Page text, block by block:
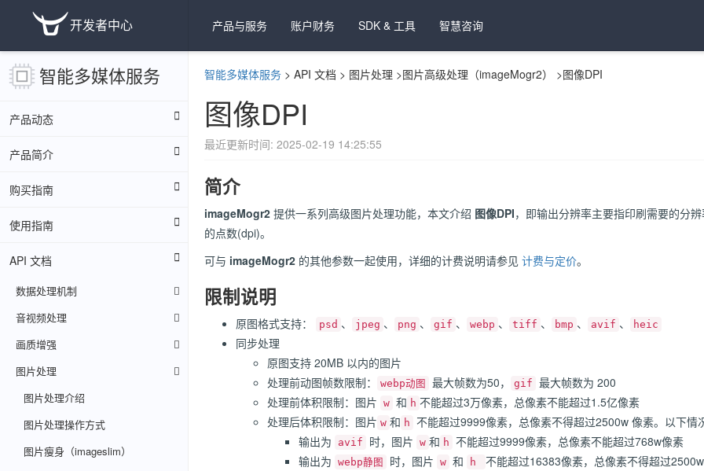
开发者中心 产品与服务 账户财务 SDK & 工具 智慧咨询
智能多媒体服务
产品动态
产品简介
购买指南
使用指南
API 文档
数据处理机制
音视频处理
画质增强
图片处理
图片处理介绍
图片处理操作方式
图片瘦身（imageslim）
智能多媒体服务 > API 文档 > 图片处理 >图片高级处理（imageMogr2） >图像DPI
图像DPI
最近更新时间: 2025-02-19 14:25:55
简介
imageMogr2 提供一系列高级图片处理功能，本文介绍 图像DPI，即输出分辨率主要指印刷需要的分
的点数(dpi)。
可与 imageMogr2 的其他参数一起使用，详细的计费说明请参见 计费与定价。
限制说明
原图格式支持： psd 、 jpeg 、 png 、 gif 、 webp 、 tiff 、 bmp 、 avif 、 heic
同步处理
原图支持 20MB 以内的图片
处理前动图帧数限制：
webp动图 最大帧数为50， gif 最大帧数为 200
处理前体积限制：图片 w 和 h 不能超过3万像素，总像素不能超过1.5亿像素
处理后体积限制：图片 w 和 h 不能超过9999像素，总像素不得超过2500w 像素。以下情
输出为
avif 时，图片 w 和 h 不能超过9999像素，总像素不能超过768w像素
输出为 webp静图 时，图片 w 和 h
不能超过16383像素，总像素不得超过